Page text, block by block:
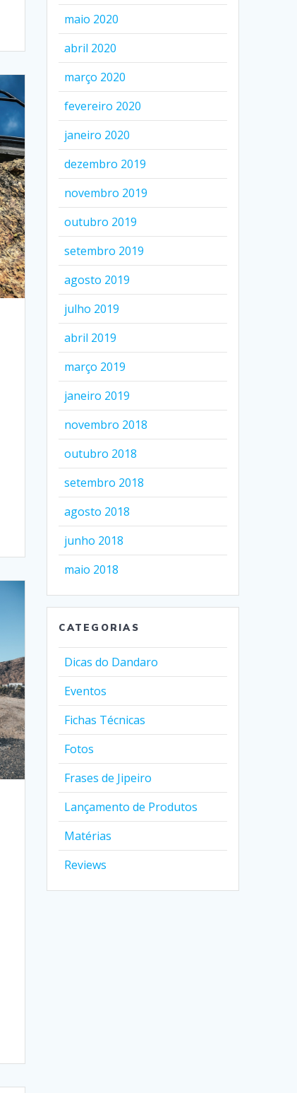
maio 2020
abril 2020
março 2020
fevereiro 2020
janeiro 2020
dezembro 2019
novembro 2019
outubro 2019
setembro 2019
agosto 2019
julho 2019
abril 2019
março 2019
janeiro 2019
novembro 2018
outubro 2018
setembro 2018
agosto 2018
junho 2018
maio 2018
CATEGORIAS
Dicas do Dandaro
Eventos
Fichas Técnicas
Fotos
Frases de Jipeiro
Lançamento de Produtos
Matérias
Reviews